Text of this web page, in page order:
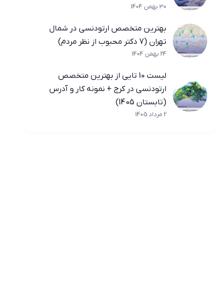
30 بهمن 1404
بهترین متخصص ارتودنسی در شمال
تهران (7 دکتر محبوب از نظر مردم)
24 بهمن 1404
لیست 10 تایی از بهترین متخصص
ارتودنسی در کرج + نمونه کار و آدرس
(تابستان 1405)
2 مرداد 1405